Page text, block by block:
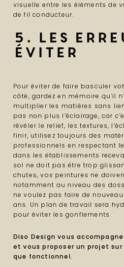
visuelle entre les éléments de
de fil conducteur.
5. les
éviter
Pour éviter de faire basculer
côté, gardez en mémoire qu’il
multiplier les matières sans
pas non plus l’éclairage, car
révéler le relief, les textures,
finir, utilisez toujours des
professionnels en respectant
dans les établissements
sol ne doit pas être trop
chutes, vos peintures ne
notamment au niveau des
ne voulez pas faire de
ans. Un plan de travail sera
pour éviter les gonflements.
Diso Design vous
et vous proposer un projet sur
que fonctionnel.